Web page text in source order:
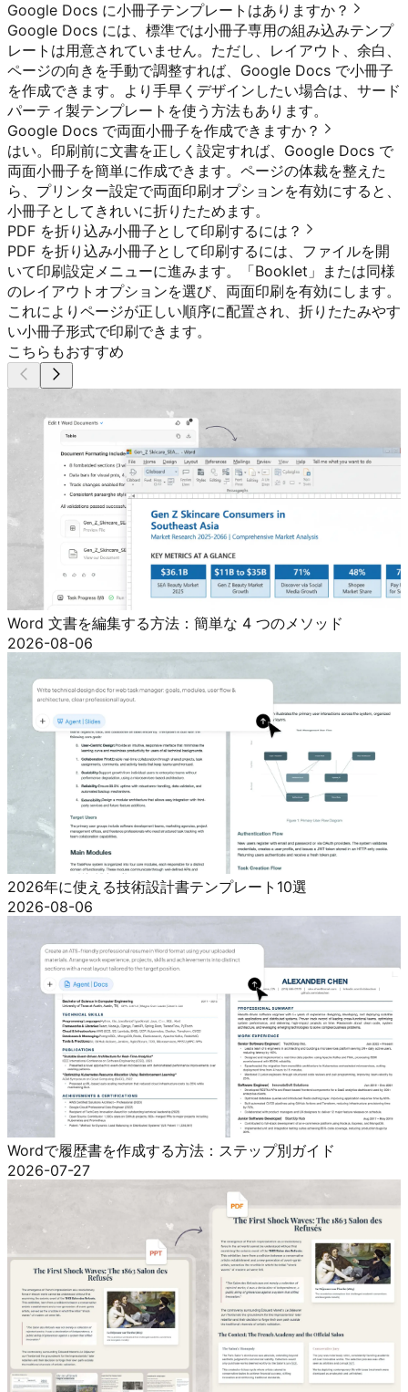
Google Docs に小冊子テンプレートはありますか？
Google Docs には、標準では小冊子専用の組み込みテンプ
レートは用意されていません。ただし、レイアウト、余白、
ページの向きを手動で調整すれば、Google Docs で小冊子
を作成できます。より手早くデザインしたい場合は、サード
パーティ製テンプレートを使う方法もあります。
Google Docs で両面小冊子を作成できますか？
はい。印刷前に文書を正しく設定すれば、Google Docs で
両面小冊子を簡単に作成できます。ページの体裁を整えた
ら、プリンター設定で両面印刷オプションを有効にすると、
小冊子としてきれいに折りたためます。
PDF を折り込み小冊子として印刷するには？
PDF を折り込み小冊子として印刷するには、ファイルを開
いて印刷設定メニューに進みます。「Booklet」または同様
のレイアウトオプションを選び、両面印刷を有効にします。
これによりページが正しい順序に配置され、折りたたみやす
い小冊子形式で印刷できます。
こちらもおすすめ
Word 文書を編集する方法：簡単な 4 つのメソッド
2026-08-06
2026年に使える技術設計書テンプレート10選
2026-08-06
Wordで履歴書を作成する方法：ステップ別ガイド
2026-07-27